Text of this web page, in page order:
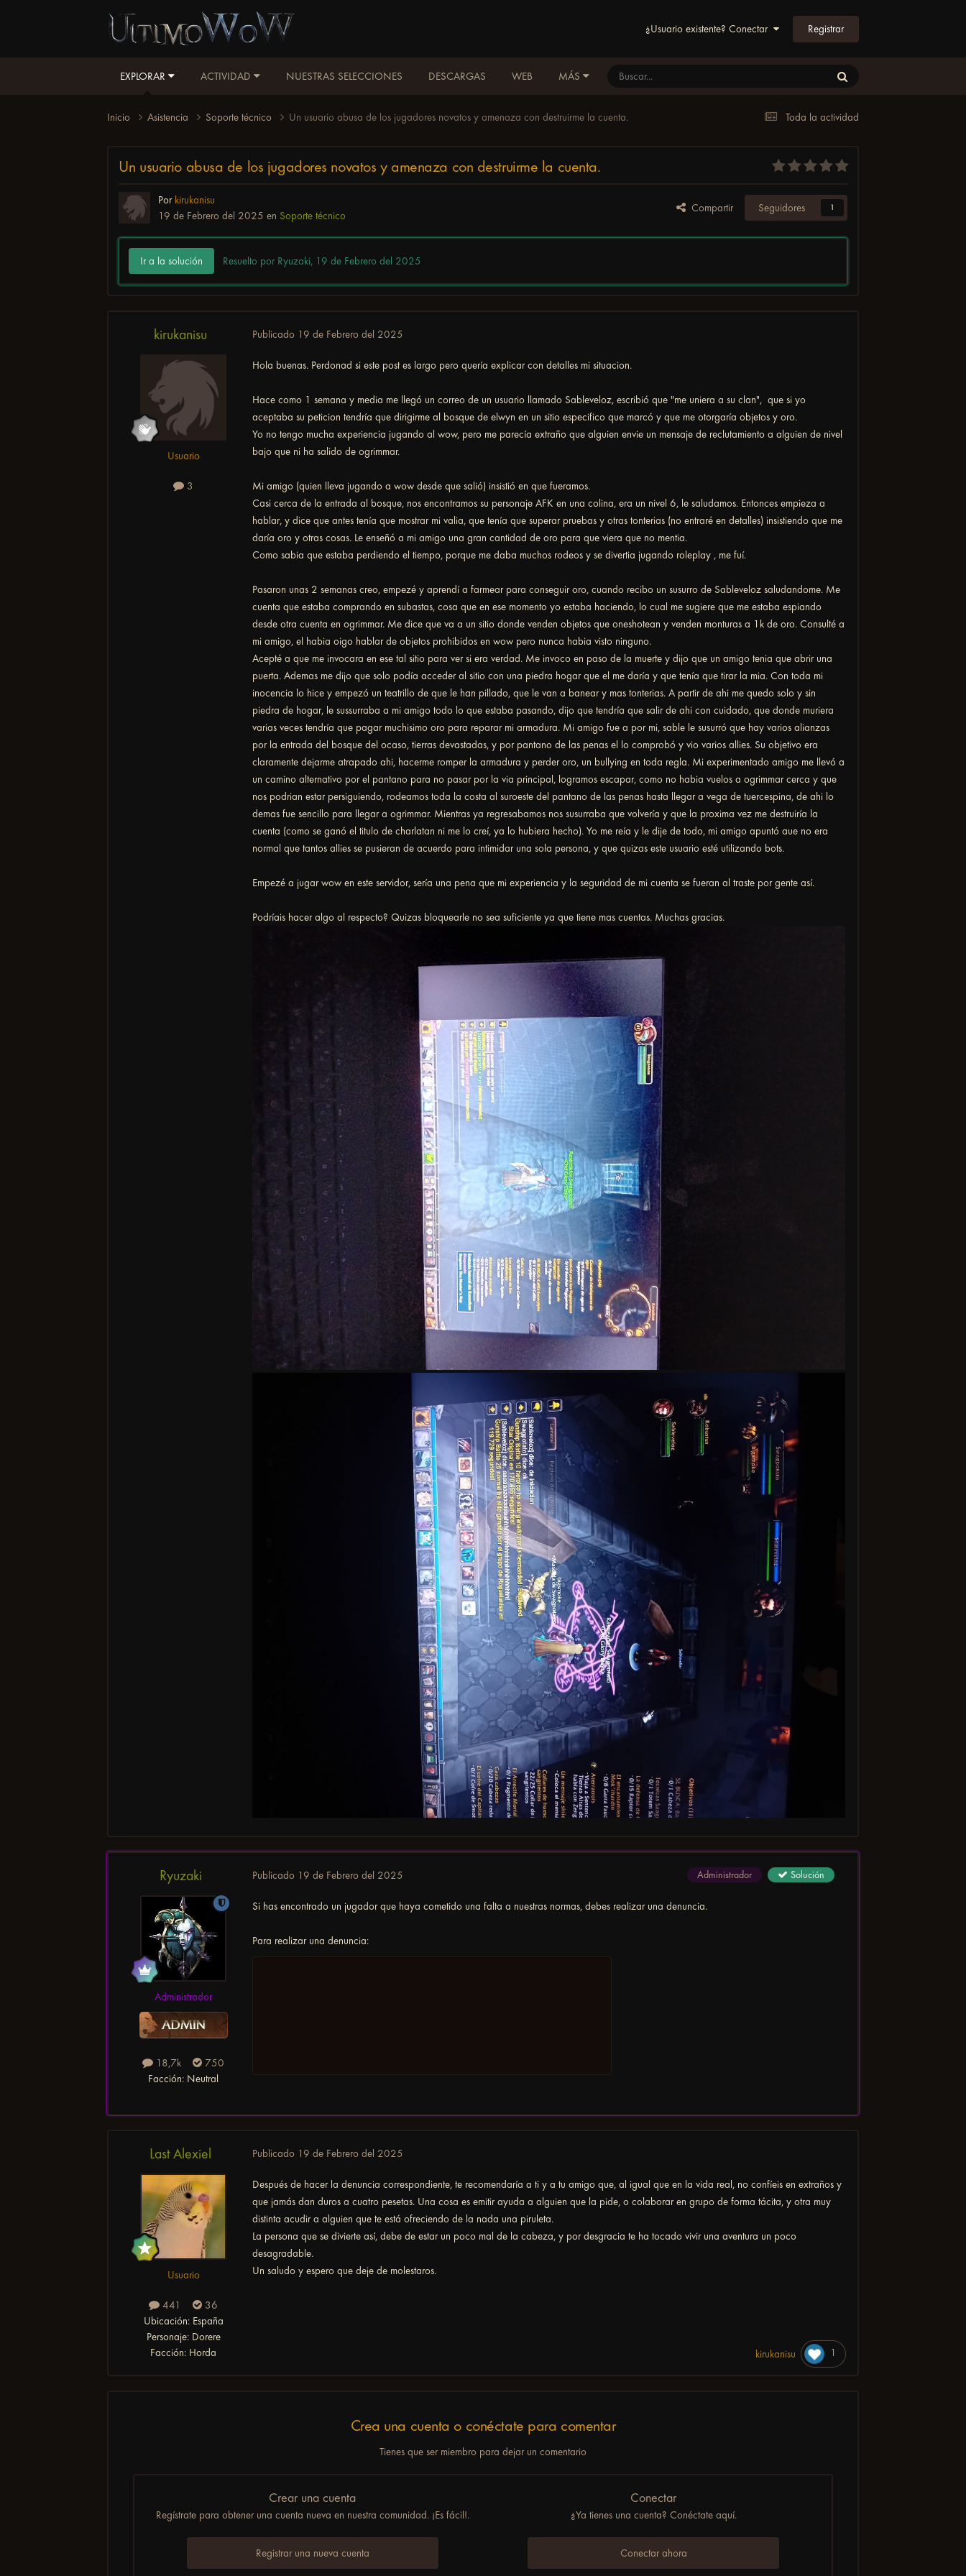
¿Usuario existente? Conectar Registrar
EXPLORAR ACTIVIDAD NUESTRAS SELECCIONES DESCARGAS WEB MÁS
Toda la actividad
Inicio Asistencia Soporte técnico Un usuario abusa de los jugadores novatos y amenaza con destruirme la cuenta.
Un usuario abusa de los jugadores novatos y amenaza con destruirme la cuenta.
Por kirukanisu
19 de Febrero del 2025 en Soporte técnico
Compartir Seguidores 1
Ir a la solución Resuelto por Ryuzaki, 19 de Febrero del 2025
kirukanisu
Usuario
3
Publicado 19 de Febrero del 2025
Hola buenas. Perdonad si este post es largo pero quería explicar con detalles mi situacion.
Hace como 1 semana y media me llegó un correo de un usuario llamado Sableveloz, escribió que "me uniera a su clan", que si yo
aceptaba su peticion tendría que dirigirme al bosque de elwyn en un sitio especifico que marcó y que me otorgaría objetos y oro.
Yo no tengo mucha experiencia jugando al wow, pero me parecía extraño que alguien envie un mensaje de reclutamiento a alguien de nivel
bajo que ni ha salido de ogrimmar.
Mi amigo (quien lleva jugando a wow desde que salió) insistió en que fueramos.
Casi cerca de la entrada al bosque, nos encontramos su personaje AFK en una colina, era un nivel 6, le saludamos. Entonces empieza a
hablar, y dice que antes tenía que mostrar mi valia, que tenía que superar pruebas y otras tonterias (no entraré en detalles) insistiendo que me
daría oro y otras cosas. Le enseñó a mi amigo una gran cantidad de oro para que viera que no mentia.
Como sabia que estaba perdiendo el tiempo, porque me daba muchos rodeos y se divertia jugando roleplay , me fuí.
Pasaron unas 2 semanas creo, empezé y aprendí a farmear para conseguir oro, cuando recibo un susurro de Sableveloz saludandome. Me
cuenta que estaba comprando en subastas, cosa que en ese momento yo estaba haciendo, lo cual me sugiere que me estaba espiando
desde otra cuenta en ogrimmar. Me dice que va a un sitio donde venden objetos que oneshotean y venden monturas a 1k de oro. Consulté a
mi amigo, el habia oigo hablar de objetos prohibidos en wow pero nunca habia visto ninguno.
Acepté a que me invocara en ese tal sitio para ver si era verdad. Me invoco en paso de la muerte y dijo que un amigo tenia que abrir una
puerta. Ademas me dijo que solo podía acceder al sitio con una piedra hogar que el me daría y que tenía que tirar la mia. Con toda mi
inocencia lo hice y empezó un teatrillo de que le han pillado, que le van a banear y mas tonterias. A partir de ahi me quedo solo y sin
piedra de hogar, le sussurraba a mi amigo todo lo que estaba pasando, dijo que tendría que salir de ahi con cuidado, que donde muriera
varias veces tendría que pagar muchisimo oro para reparar mi armadura. Mi amigo fue a por mi, sable le susurró que hay varios alianzas
por la entrada del bosque del ocaso, tierras devastadas, y por pantano de las penas el lo comprobó y vio varios allies. Su objetivo era
claramente dejarme atrapado ahi, hacerme romper la armadura y perder oro, un bullying en toda regla. Mi experimentado amigo me llevó a
un camino alternativo por el pantano para no pasar por la via principal, logramos escapar, como no habia vuelos a ogrimmar cerca y que
nos podrian estar persiguiendo, rodeamos toda la costa al suroeste del pantano de las penas hasta llegar a vega de tuercespina, de ahi lo
demas fue sencillo para llegar a ogrimmar. Mientras ya regresabamos nos susurraba que volvería y que la proxima vez me destruiría la
cuenta (como se ganó el titulo de charlatan ni me lo creí, ya lo hubiera hecho). Yo me reía y le dije de todo, mi amigo apuntó aue no era
normal que tantos allies se pusieran de acuerdo para intimidar una sola persona, y que quizas este usuario esté utilizando bots.
Empezé a jugar wow en este servidor, sería una pena que mi experiencia y la seguridad de mi cuenta se fueran al traste por gente así.
Podríais hacer algo al respecto? Quizas bloquearle no sea suficiente ya que tiene mas cuentas. Muchas gracias.
Ryuzaki
Administrador
18,7k
750
Facción: Neutral
Administrador Solución
Publicado 19 de Febrero del 2025
Si has encontrado un jugador que haya cometido una falta a nuestras normas, debes realizar una denuncia.
Para realizar una denuncia:
Last Alexiel
Usuario
441
36
Ubicación:España
Personaje:Dorere
Facción: Horda
Publicado 19 de Febrero del 2025
Después de hacer la denuncia correspondiente, te recomendaría a ti y a tu amigo que, al igual que en la vida real, no confíeis en extraños y
que jamás dan duros a cuatro pesetas. Una cosa es emitir ayuda a alguien que la pide, o colaborar en grupo de forma tácita, y otra muy
distinta acudir a alguien que te está ofreciendo de la nada una piruleta.
La persona que se divierte así, debe de estar un poco mal de la cabeza, y por desgracia te ha tocado vivir una aventura un poco
desagradable.
Un saludo y espero que deje de molestaros.
kirukanisu 1
Crea una cuenta o conéctate para comentar
Tienes que ser miembro para dejar un comentario
Crear una cuenta
Regístrate para obtener una cuenta nueva en nuestra comunidad. ¡Es fácil!.
Registrar una nueva cuenta
Conectar
¿Ya tienes una cuenta? Conéctate aquí.
Conectar ahora